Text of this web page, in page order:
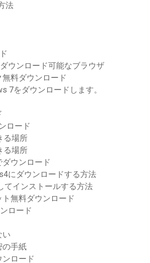
法
ウンロード可能なブラウザ
料ダウンロード
7をダウンロードします。
ロード
る場所
る場所
ウンロード
にダウンロードする方法
てインストールする方法
無料ダウンロード
ロード
い
の手紙
ロード